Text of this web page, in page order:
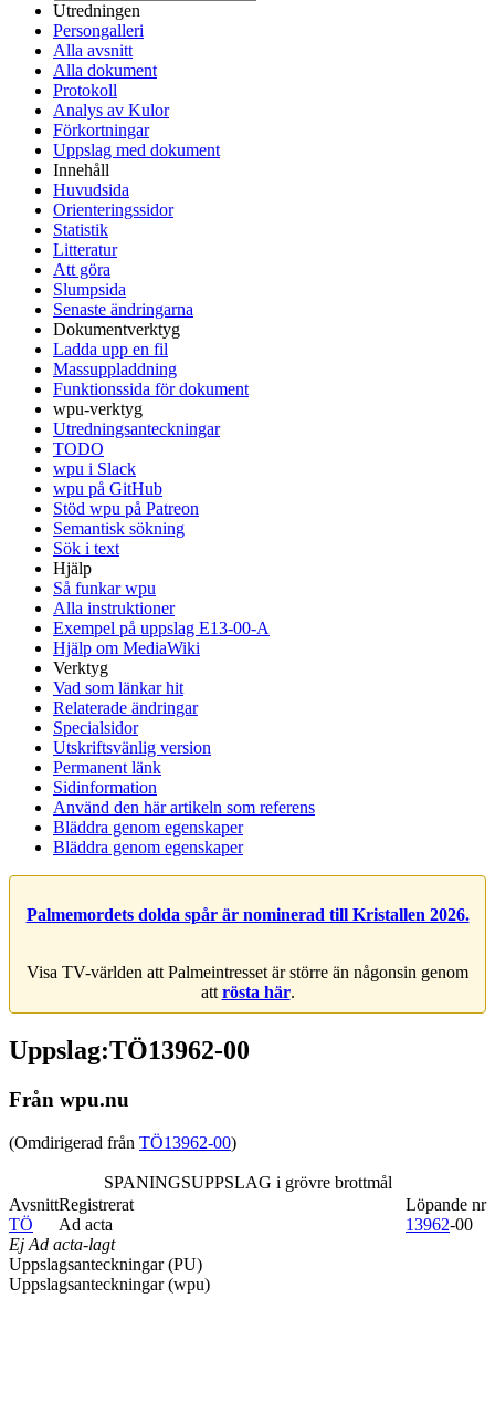
Utredningen
Persongalleri
Alla avsnitt
Alla dokument
Protokoll
Analys av Kulor
Förkortningar
Uppslag med dokument
Innehåll
Huvudsida
Orienteringssidor
Statistik
Litteratur
Att göra
Slumpsida
Senaste ändringarna
Dokumentverktyg
Ladda upp en fil
Massuppladdning
Funktionssida för dokument
wpu-verktyg
Utredningsanteckningar
TODO
wpu i Slack
wpu på GitHub
Stöd wpu på Patreon
Semantisk sökning
Sök i text
Hjälp
Så funkar wpu
Alla instruktioner
Exempel på uppslag E13-00-A
Hjälp om MediaWiki
Verktyg
Vad som länkar hit
Relaterade ändringar
Specialsidor
Utskriftsvänlig version
Permanent länk
Sidinformation
Använd den här artikeln som referens
Bläddra genom egenskaper
Bläddra genom egenskaper
Palmemordets dolda spår är nominerad till Kristallen 2026.
Visa TV-världen att Palmeintresset är större än någonsin genom
att rösta här.
Uppslag:TÖ13962-00
Från wpu.nu
(Omdirigerad från TÖ13962-00)
SPANINGSUPPSLAG i grövre brottmål
Avsnitt
TÖ
Löpande nr
13962-00
Registrerat
Ad acta
Ej Ad acta-lagt
Uppslagsanteckningar (PU)
Uppslagsanteckningar (wpu)